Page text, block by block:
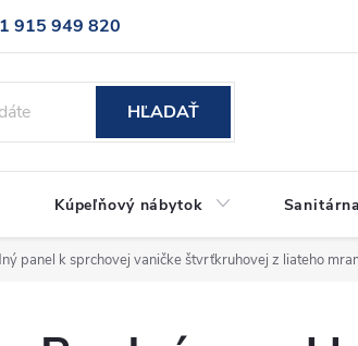
915 949 820
HĽADAŤ
Kúpeľňový nábytok
panel k sprchovej vaničke štvrťkruhovej z liateho